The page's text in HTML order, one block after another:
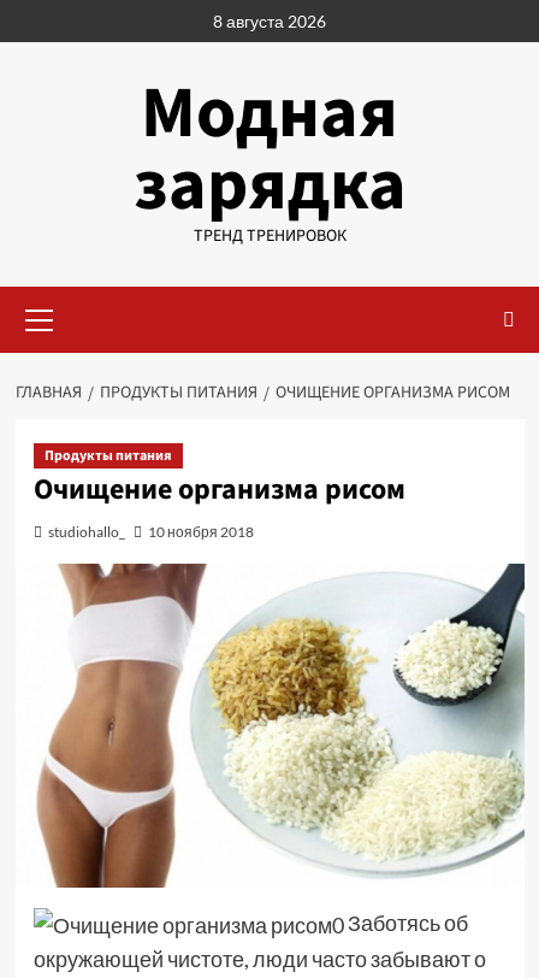
к
8 августа 2026
Модная
зарядка
ТРЕНД ТРЕНИРОВОК
меню
ГЛАВНАЯ ПРОДУКТЫ ПИТАНИЯ ОЧИЩЕНИЕ ОРГАНИЗМА РИСОМ
Продукты питания
Очищение организма рисом
studiohallo_ 10 ноября 2018
Заботясь об
окружающей чистоте, люди часто забывают о